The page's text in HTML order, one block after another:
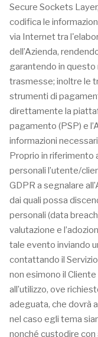
Secure Sockets
codifica le
via Internet tra
dell’Azienda,
garantendo in questo
trasmesse; inoltre le
strumenti di
direttamente la
pagamento (PSP) e
informazioni
Proprio in riferimento
personali l’utente/
GDPR a segnalare
dai quali possa
personali (data
valutazione e
tale evento inviando
contattando il
non esimono il
all’utilizzo, ove
adeguata, che dovrà
nel caso egli tema
nonché custodire